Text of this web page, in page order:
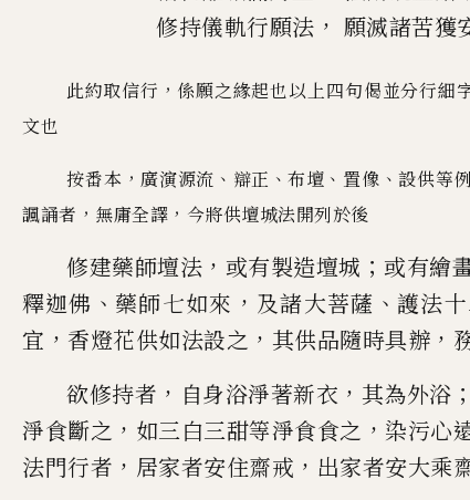
修持儀軌行願法 ， 願滅諸苦獲
此約取信行 ， 係願之緣起也以上四句偈並分行細
文也
按番本 ， 廣演源流 、 辯正 、 布壇 、 置像 、 設供等
諷誦者 ， 無庸全譯 ， 今將供壇城法開列於後
修建藥師壇法 ， 或有製造壇城 ； 或有繪
釋迦佛 、 藥師七如來 ， 及諸大菩薩 、 護法
宜 ， 香燈花供如法設之 ， 其供品隨時具辦 ，
欲修持者 ， 自身浴淨著新衣 ， 其為外浴 ；
淨食斷之 ， 如三白三甜等淨食食之 ， 染污心
法門行者 ， 居家者安住齋戒 ， 出家者安大乘